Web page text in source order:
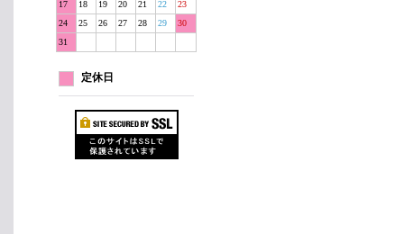
17 18 19 20 21 22
23
24
25 26 27 28 29
30
31
定休日